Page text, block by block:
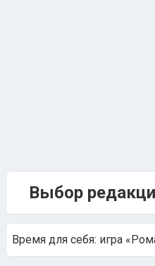
Выбор
Время для себя: игра